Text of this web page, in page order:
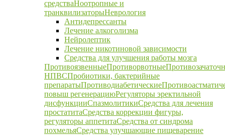
средстваНоотропные и
транквилизаторыНеврология
Антидепрессанты
Лечение алкоголизма
Нейролептик
Лечение никотиновой зависимости
Средства для улучшения работы мозга
ПротивоязвенныеПротиворвотные
НПВСПробиотики, бактерийные
препаратыПротиводиабетические
повыш регенерациюРегуляторы эректильной
дисфункцииСпазмолитикиСредства для лечения
простатитаСредства коррекции фигуры,
регуляторы аппетитаСредства от синдрома
похмельяСредства улучшающие пищеварение